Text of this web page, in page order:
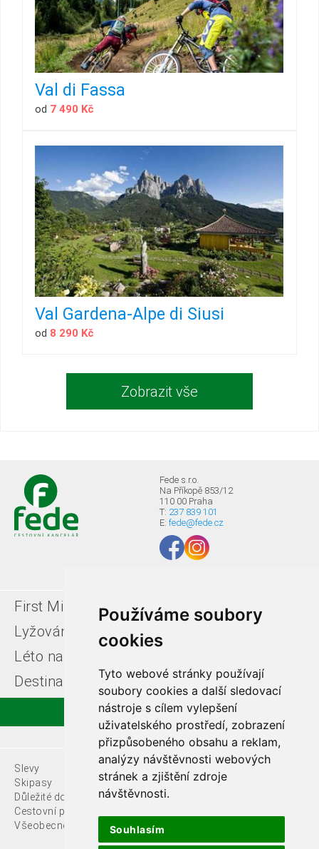
Používáme soubory
cookies
Tyto webové stránky používají
soubory cookies a další sledovací
nástroje s cílem vylepšení
uživatelského prostředí, zobrazení
přizpůsobeného obsahu a reklam,
analýzy návštěvnosti webových
stránek a zjištění zdroje
návštěvnosti.
Souhlasím
Val di Fassa
od 7 490 Kč
Val Gardena-Alpe di Siusi
od 8 290 Kč
Zobrazit vše
Fede s.r.o.
Na Příkopě 853/12
110 00 Praha
T: 237 839 101
E: fede@fede.cz
First Minute
Last minute
Lyžování v Itálii
Léto na horách
Destinace
Slevy
Skipasy
Důležité dokumenty
Cestovní pojištění
Kontakty
Všeobecné podmínky